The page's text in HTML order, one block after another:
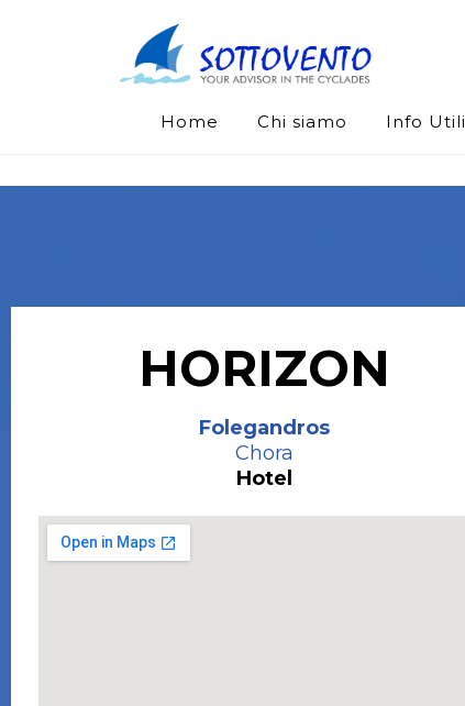
Home Chi siamo Info Utili
HORIZON
Folegandros
Chora
Hotel